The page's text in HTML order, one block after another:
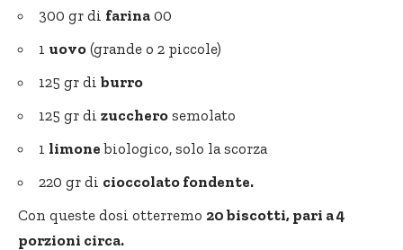
300 gr di farina 00
1 uovo (grande o 2 piccole)
125 gr di burro
125 gr di zucchero semolato
1 limone biologico, solo la scorza
220 gr di cioccolato fondente.
Con queste dosi otterremo 20 biscotti, pari a 4
porzioni circa.